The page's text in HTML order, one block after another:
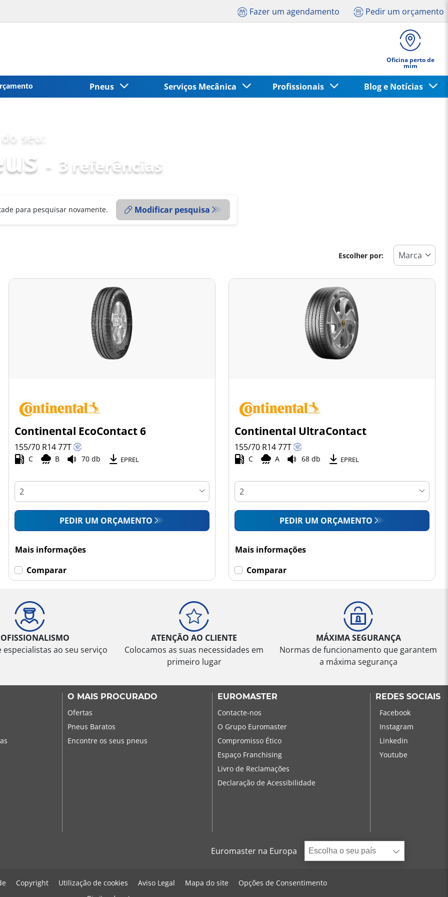
Fazer um agendamento Pedir um orçamento
Oficina perto de
mim
Pneus Serviços Mecânica Profissionais Blog e Notícias
seu:
- 3 referências
para pesquisar novamente. Modificar pesquisa
Escolher por:
Continental EcoContact 6
155/70 R1477T
C B 70 db EPREL
PEDIR UM ORÇAMENTO
Mais informações
Comparar
Continental UltraContact
155/70 R1477T
C A 68 db EPREL
PEDIR UM ORÇAMENTO
Mais informações
Comparar
especialistas ao seu serviço
ATENÇÃO AO CLIENTE
Colocamos as suas necessidades em
primeiro lugar
MÁXIMA SEGURANÇA
Normas de funcionamento que garantem
a máxima segurança
O MAIS PROCURADO
Ofertas
Pneus Baratos
Encontre os seus pneus
EUROMASTER
Contacte-nos
O Grupo Euromaster
Compromisso Ético
Espaço Franchising
Livro de Reclamações
Declaração de Acessibilidade
REDES SOCIAIS
Facebook
Instagram
Linkedin
Youtube
Euromaster na Europa Escolha o seu país
Copyright Utilização de cookies Aviso Legal Mapa do site Opções de Consentimento